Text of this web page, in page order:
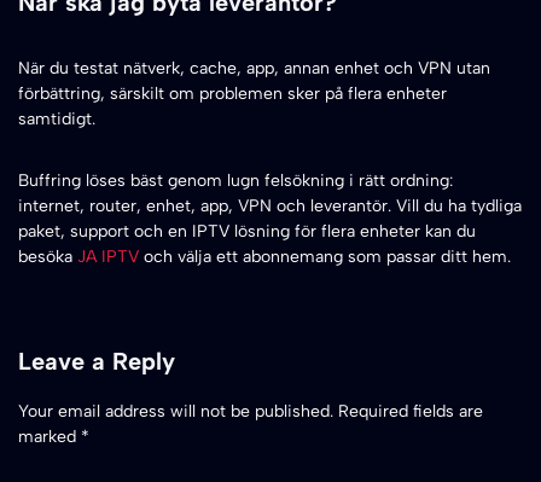
När du testat nätverk, cache, app, annan enhet och VPN utan
förbättring, särskilt om problemen sker på flera enheter
samtidigt.
Buffring löses bäst genom lugn felsökning i rätt ordning:
internet, router, enhet, app, VPN och leverantör. Vill du ha tydliga
paket, support och en IPTV lösning för flera enheter kan du
besöka JA IPTV och välja ett abonnemang som passar ditt hem.
Leave a Reply
Your email address will not be published. Required fields are
marked *